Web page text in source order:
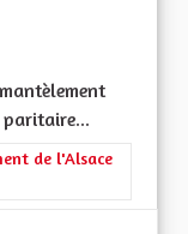
paritaire...
l'Education et
de l'Alsace